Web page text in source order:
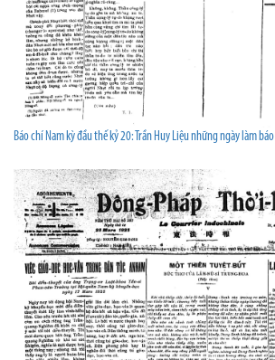
Báo chí Nam kỳ đầu thế kỷ 20: Trần Huy Liệu những ngày làm báo